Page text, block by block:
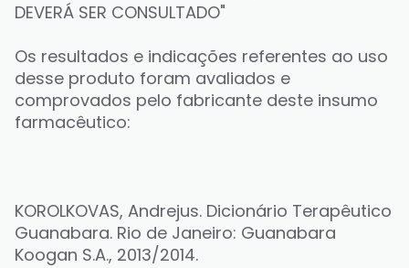
DEVERÁ SER CONSULTADO"
Os resultados e indicações referentes ao uso
desse produto foram avaliados e
comprovados pelo fabricante deste insumo
farmacêutico:
KOROLKOVAS, Andrejus. Dicionário Terapêutico
Guanabara. Rio de Janeiro: Guanabara
Koogan S.A., 2013/2014.